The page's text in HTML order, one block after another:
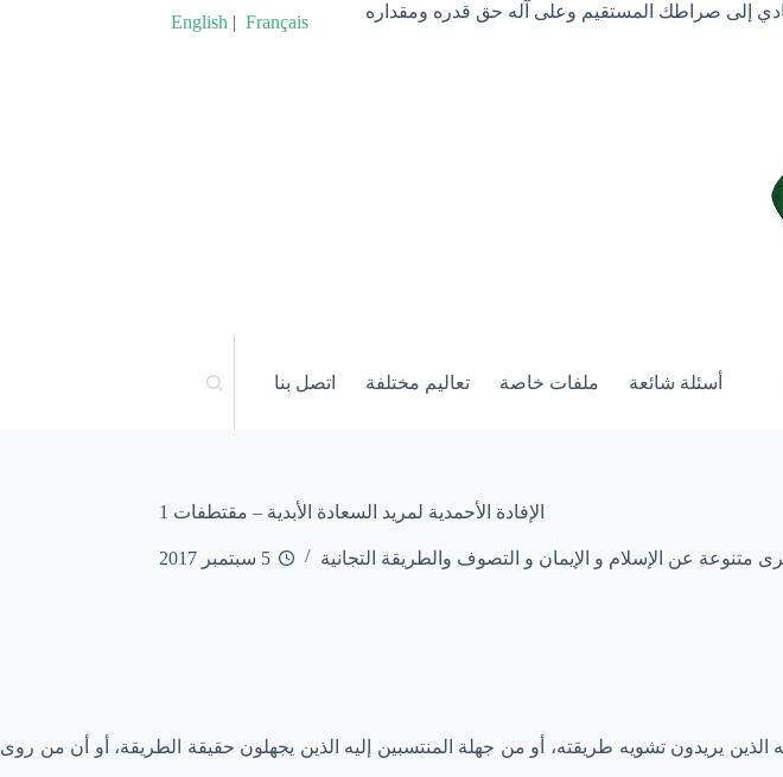
إلى صراطك المستقيم وعلى آله حق قدره ومقداره
English |Français
أسئلة شائعة ملفات خاصة تعاليم مختلفة اتصل بنا
الإفادة الأحمدية لمريد السعادة الأبدية – مقتطفات 1
متنوعة عن الإسلام و الإيمان و التصوف والطريقة التجانية 5 سبتمبر 2017
يريدون تشويه طريقته، أو من جهلة المنتسبين إليه الذين يجهلون حقيقة الطريقة، أو أن من روى